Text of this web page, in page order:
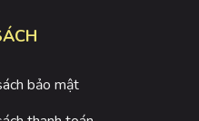
bảo mật